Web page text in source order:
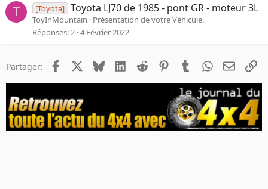
T [Toyota] Toyota LJ70 de 1985 - pont GR - moteur 3L
ToyInMountain
Présentation de votre Véhicule.
Réponses 2 4 Février 2022
Partager: Facebook Bluesky LinkedIn
Reddit PinterestTumblrWhatsApp
Email